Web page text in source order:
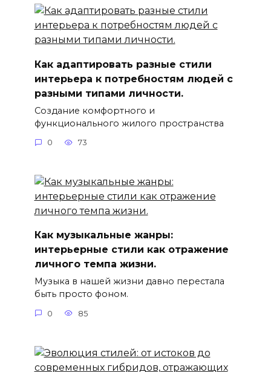
Как адаптировать разные стили
интерьера к потребностям людей с
разными типами личности.
Создание комфортного и
функционального жилого пространства
0 73
Как музыкальные жанры:
интерьерные стили как отражение
личного темпа жизни.
Музыка в нашей жизни давно перестала
быть просто фоном.
0 85